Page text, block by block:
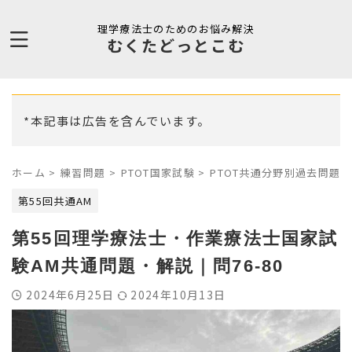
理学療法士のためのお悩み解決
むくたどっとこむ
*本記事は広告を含んでいます。
ホーム > 練習問題 > PTOT国家試験 > PTOT共通分野別過去問題
第55回共通AM
第55回理学療法士・作業療法士国家試
験AM共通問題・解説｜問76-80
2024年6月25日 2024年10月13日